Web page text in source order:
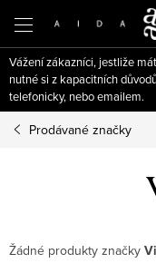
obsah
Vážení zákazníci, jestliže
nutné si z kapacitních
telefonicky, nebo emailem.
Prodávané značky
Žádné produkty značky